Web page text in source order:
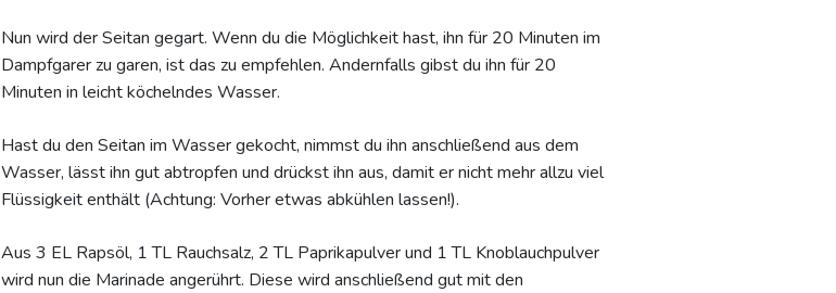
Nun wird der Seitan gegart. Wenn du die Möglichkeit hast, ihn für 20 Minuten im
Dampfgarer zu garen, ist das zu empfehlen. Andernfalls gibst du ihn für 20
Minuten in leicht köchelndes Wasser.
Hast du den Seitan im Wasser gekocht, nimmst du ihn anschließend aus dem
Wasser, lässt ihn gut abtropfen und drückst ihn aus, damit er nicht mehr allzu viel
Flüssigkeit enthält (Achtung: Vorher etwas abkühlen lassen!).
Aus 3 EL Rapsöl, 1 TL Rauchsalz, 2 TL Paprikapulver und 1 TL Knoblauchpulver
wird nun die Marinade angerührt. Diese wird anschließend gut mit den